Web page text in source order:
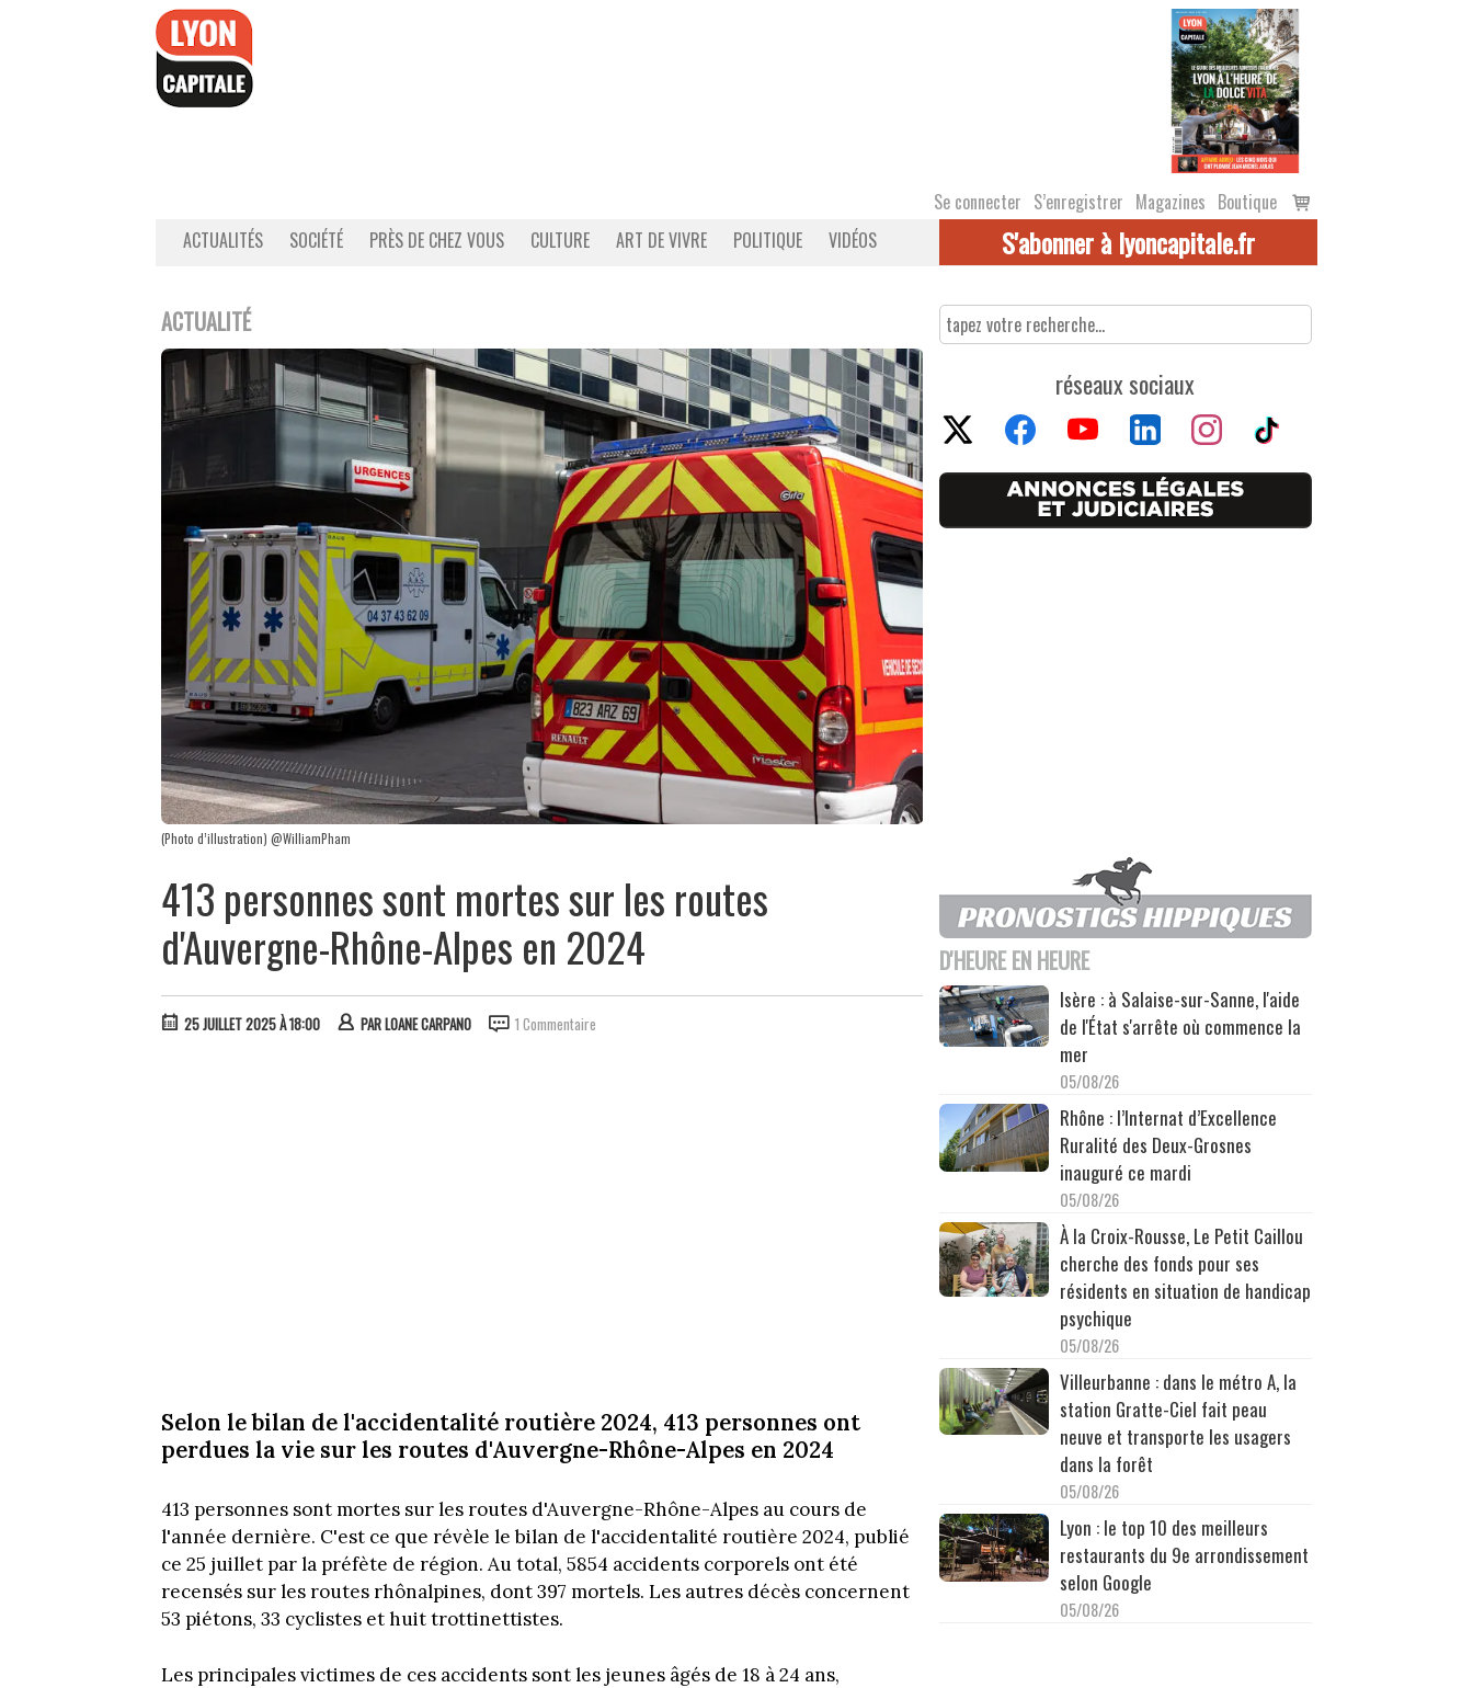
Se connecter S’enregistrer Magazines Boutique
Voir
le
ACTUALITÉS SOCIÉTÉ PRÈS DE CHEZ VOUS CULTURE ART DE VIVRE POLITIQUE VIDÉOS S'abonner à lyoncapitale.fr
ACTUALITÉ
(Photo d’illustration) @WilliamPham
413 personnes sont mortes sur les routes
d'Auvergne-Rhône-Alpes en 2024
25 JUILLET 2025 À 18:00 PARLOANE CARPANO 1 Commentaire
Selon le bilan de l'accidentalité routière 2024, 413 personnes ont
perdues la vie sur les routes d'Auvergne-Rhône-Alpes en 2024
413 personnes sont mortes sur les routes d'Auvergne-Rhône-Alpes au cours de
l'année dernière. C'est ce que révèle le bilan de l'accidentalité routière 2024, publié
ce 25 juillet par la préfète de région. Au total, 5854 accidents corporels ont été
recensés sur les routes rhônalpines, dont 397 mortels. Les autres décès concernent
53 piétons, 33 cyclistes et huit trottinettistes.
Les principales victimes de ces accidents sont les jeunes âgés de 18 à 24 ans,
réseaux sociaux
D'HEURE EN HEURE
Isère : à Salaise-sur-Sanne, l'aide
de l'État s'arrête où commence la
mer
05/08/26
Rhône : l’Internat d’Excellence
Ruralité des Deux-Grosnes
inauguré ce mardi
05/08/26
À la Croix-Rousse, Le Petit Caillou
cherche des fonds pour ses
résidents en situation de handicap
psychique
05/08/26
Villeurbanne : dans le métro A, la
station Gratte-Ciel fait peau
neuve et transporte les usagers
dans la forêt
05/08/26
Lyon : le top 10 des meilleurs
restaurants du 9e arrondissement
selon Google
05/08/26